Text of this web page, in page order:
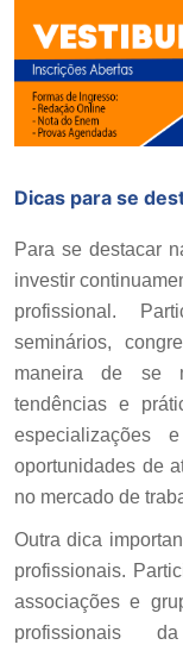
Dicas para se
Para se destacar
investir
profissional.
seminários,
maneira de se
tendências e
especializações
oportunidades de
no mercado de
Outra dica
profissionais.
associações e
profissionais